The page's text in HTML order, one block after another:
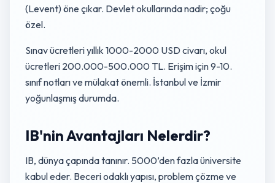
(Levent) öne çıkar. Devlet okullarında nadir; çoğu
özel.
Sınav ücretleri yıllık 1000-2000 USD civarı, okul
ücretleri 200.000-500.000 TL. Erişim için 9-10.
sınıf notları ve mülakat önemli. İstanbul ve İzmir
yoğunlaşmış durumda.
IB'nin Avantajları Nelerdir?
IB, dünya çapında tanınır. 5000’den fazla üniversite
kabul eder. Beceri odaklı yapısı, problem çözme ve